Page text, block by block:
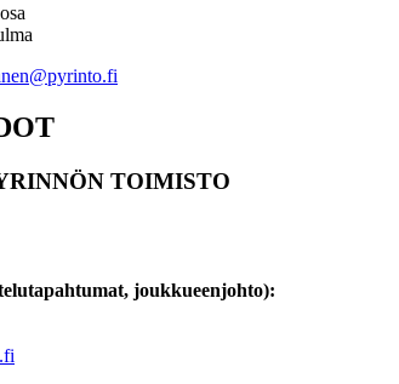
TOIMISTO
joukkueenjohto):